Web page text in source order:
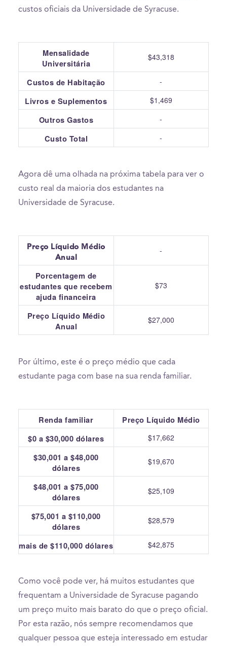
custos oficiais da Universidade de Syracuse.
Mensalidade
Universitária
$43,318
Custos de Habitação -
Livros e Suplementos $1,469
Outros Gastos -
Custo Total -
Agora dê uma olhada na próxima tabela para ver o
custo real da maioria dos estudantes na
Universidade de Syracuse.
Preço Líquido Médio
Anual
-
Porcentagem de
estudantes que recebem
ajuda financeira
$73
Preço Líquido Médio
Anual
$27,000
Por último, este é o preço médio que cada
estudante paga com base na sua renda familiar.
Renda familiar
Preço Líquido Médio
$0 a $30,000 dólares
$17,662
$30,001 a $48,000
dólares
$19,670
$48,001 a $75,000
dólares
$25,109
$75,001 a $110,000
dólares
$28,579
mais de $110,000 dólares $42,875
Como você pode ver, há muitos estudantes que
frequentam a Universidade de Syracuse pagando
um preço muito mais barato do que o preço oficial.
Por esta razão, nós sempre recomendamos que
qualquer pessoa que esteja interessado em estudar